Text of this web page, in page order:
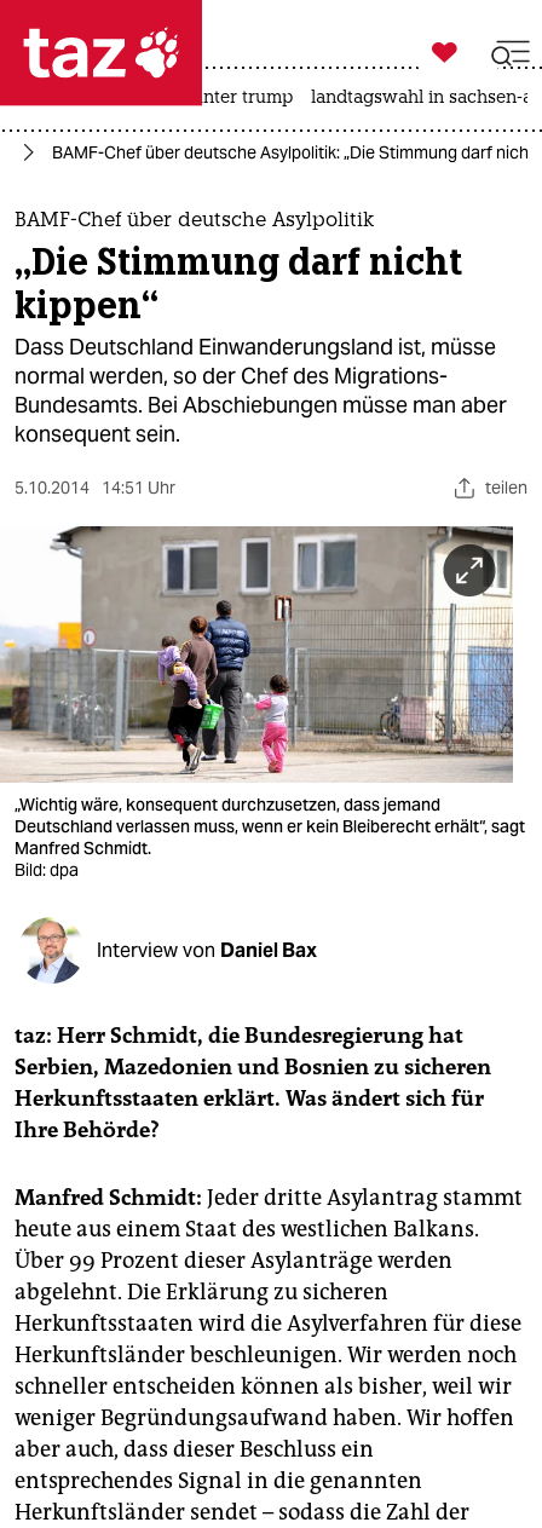
 taz zahl ich
taz zahl ich
themen
politik
öko
gesellschaft
kultur
sport
berlin
wahrheit
verlag
verlag
veranstaltungen
shop
unterstützen
genossenschaft
epaper login

taz zahl ich
usa unter trump landtagswahl in sachsen-
BAMF-Chef über deutsche Asylpolitik: „Die Stimmung darf nicht
BAMF-Chef über deutsche Asylpolitik
„Die Stimmung darf nicht
kippen“
Dass Deutschland Einwanderungsland ist, müsse
normal werden, so der Chef des Migrations-
Bundesamts. Bei Abschiebungen müsse man aber
konsequent sein.
5.10.2014 14:51 Uhr teilen
„Wichtig wäre, konsequent durchzusetzen, dass jemand
Deutschland verlassen muss, wenn er kein Bleiberecht erhält“, sagt
Manfred Schmidt.
Bild: dpa
Interview von Daniel Bax
taz: Herr Schmidt, die Bundesregierung hat
Serbien, Mazedonien und Bosnien zu sicheren
Herkunftsstaaten erklärt. Was ändert sich für
Ihre Behörde?
Manfred Schmidt: Jeder dritte Asylantrag stammt
heute aus einem Staat des westlichen Balkans.
Über 99 Prozent dieser Asylanträge werden
abgelehnt. Die Erklärung zu sicheren
Herkunftsstaaten wird die Asylverfahren für diese
Herkunftsländer beschleunigen. Wir werden noch
schneller entscheiden können als bisher, weil wir
weniger Begründungsaufwand haben. Wir hoffen
aber auch, dass dieser Beschluss ein
entsprechendes Signal in die genannten
Herkunftsländer sendet – sodass die Zahl der